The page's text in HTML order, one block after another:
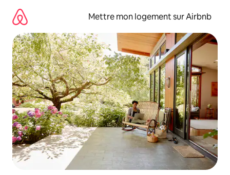
directement
contenu
Mettre mon logement sur Airbnb